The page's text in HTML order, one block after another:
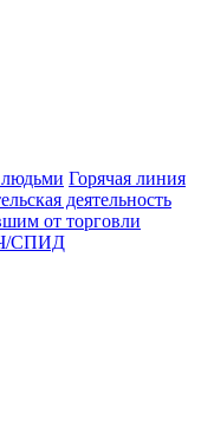
людьми Горячая линия
деятельность
от торговли
СПИД